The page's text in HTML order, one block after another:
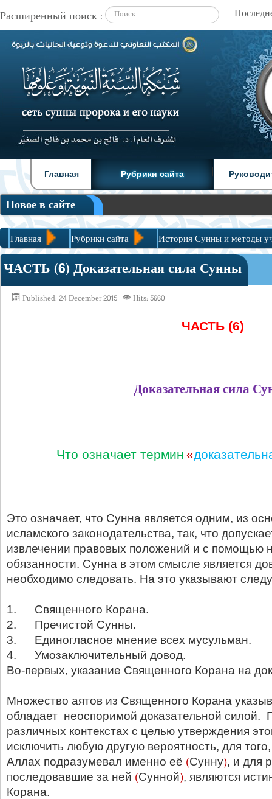
Расширенный поиск :
Главная Рубрики сайта |
Новое в сайте
Главная Рубрики сайта
История Сунны и методы
ЧАСТЬ (6) Доказательная сила Сунны
ЧАСТЬ (6) Доказательная сила Сунны
Published: 24 December 2015 Hits: 5660
ЧАСТЬ (6)
Доказательная сила
Что означает термин «
Это означает, что Сунна является одним, из
исламского законодательства, так, что
извлечении правовых положений и с помощью
обязанности. Сунна в этом смысле является
необходимо следовать. На это указывают
1. Священного Корана.
2. Пречистой Сунны.
3. Единогласное мнение всех мусульман.
4. Умозаключительный довод.
Во-первых, указание Священного Корана на
Множество аятов из Священного Корана
обладает неоспоримой доказательной силой.
различных контекстах с целью утверждения
исключить любую другую вероятность, для
Аллах подразумевал именно её (Сунну), и для
последовавшие за ней (Сунной), являются
Корана.